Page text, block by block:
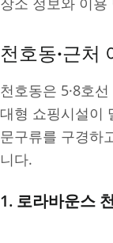
천호동·근처
천호동은 5·8호
대형 쇼핑시설이
문구류를 구경하
니다.
1. 로라바운스